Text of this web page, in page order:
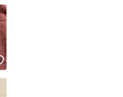
ザーにバッジを付与しています
リアした安心・安全なユーザーです
フリマの取引を完了させた実績があります
コピーします
いいね！